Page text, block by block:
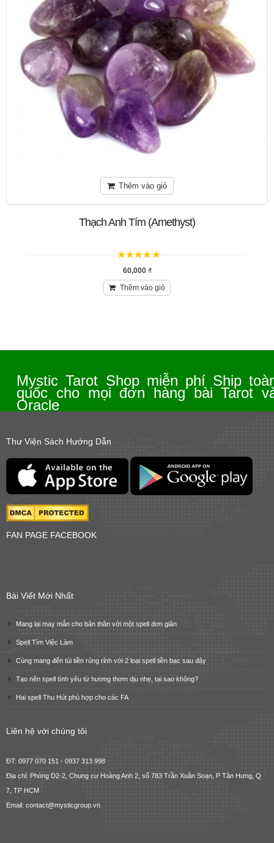
Thêm vào giỏ
Thạch Anh Tím (Amethyst)
60,000 ₫
Thêm vào giỏ
Mystic Tarot Shop miễn phí Ship
quốc cho mọi đơn hàng bài Tarot
Oracle
Thư Viện Sách Hướng Dẫn
FAN PAGE FACEBOOK
Bài Viết Mới Nhất
Mang lại may mắn cho bản thân với một spell đơn giản
Spell Tìm Việc Làm
Cùng mang đến túi tiền rủng rỉnh với 2 loại spell tiền bạc sau đây
Tạo nên spell tình yêu từ hương thơm dịu nhẹ, tại sao không?
Hai spell Thu Hút phù hợp cho các FA
Liên hệ với chúng tôi
ĐT: 0977 070 151 - 0937 313 998
Địa chỉ: Phòng D2-2, Chung cư Hoàng Anh 2, số 783 Trần Xuân Soạn, P Tân Hưng, Q
7, TP HCM
Email: contact@mysticgroup.vn